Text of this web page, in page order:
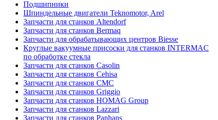
Подшипники
Шпиндельные двигатели Teknomotor, Arel
Запчасти для станков Altendorf
Запчасти для станков Bermaq
Запчасти для обрабатывающих центров Biesse
Круглые вакуумные присоски для станков INTERMAC
по обработке стекла
Запчасти для станков Casolin
Запчасти для станков Cehisa
Запчасти для станков CMC
Запчасти для станков Griggio
Запчасти для станков HOMAG Group
Запчасти для станков Lazzari
Запчасти для станков Panhans